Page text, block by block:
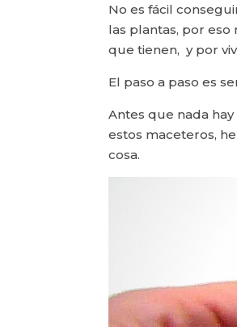
No es fácil
las plantas, por eso
que tienen, y por
El paso a paso es
Antes que nada
estos maceteros,
cosa.